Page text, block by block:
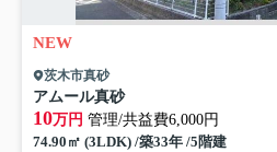
NEW
茨木市真砂
アムール真砂
10万円 管理/共益費6,000円
74.90㎡ (3LDK) /築33年 /5階建